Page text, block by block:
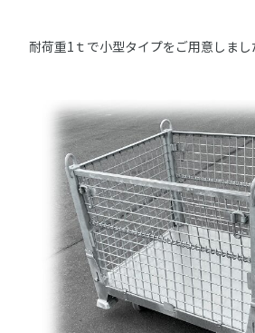
耐荷重1ｔで小型タイプをご用意しまし